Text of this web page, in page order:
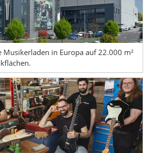
Musikerladen in Europa auf 22.000 m²